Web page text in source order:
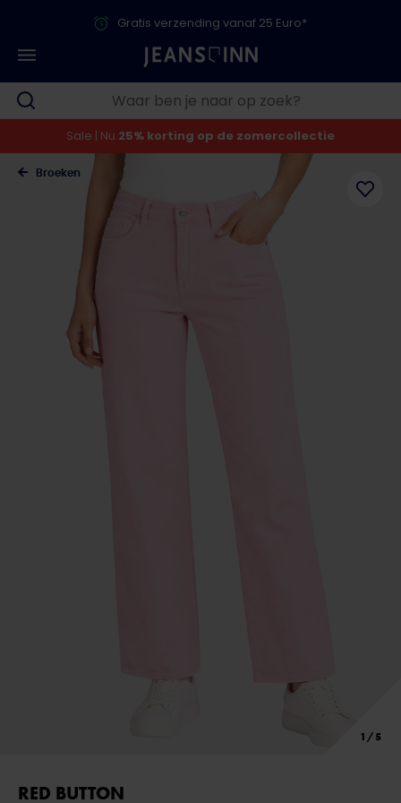
Gratis verzending vanaf 25 Euro*
Sale | Nu 25% korting op de zomercollectie
Broeken
RED BUTTON